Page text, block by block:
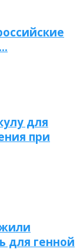
для
при
для генной